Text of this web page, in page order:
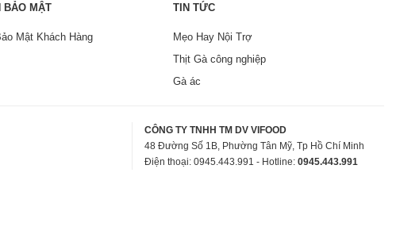
BẢO MẬT
Mật Khách Hàng
TIN TỨC
Mẹo Hay Nội Trợ
Thịt Gà công nghiệp
Gà ác
CÔNG TY TNHH TM DV VIFOOD
48 Đường Số 1B, Phường Tân Mỹ, Tp Hồ Chí Minh
Điện thoại: 0945.443.991 - Hotline: 0945.443.991